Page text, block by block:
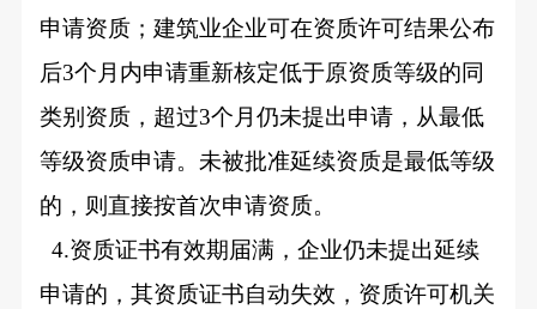
申请资质；建筑业企业可在资质许可结果公布
后3个月内申请重新核定低于原资质等级的同
类别资质，超过3个月仍未提出申请，从最低
等级资质申请。未被批准延续资质是最低等级
的，则直接按首次申请资质。
4.资质证书有效期届满，企业仍未提出延续
申请的，其资质证书自动失效，资质许可机关